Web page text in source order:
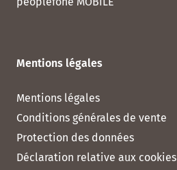
Mentions légales
Mentions légales
Conditions générales de vente
Protection des données
Déclaration relative aux cookies